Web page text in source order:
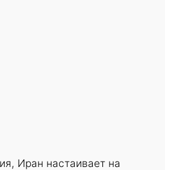
Иран настаивает на